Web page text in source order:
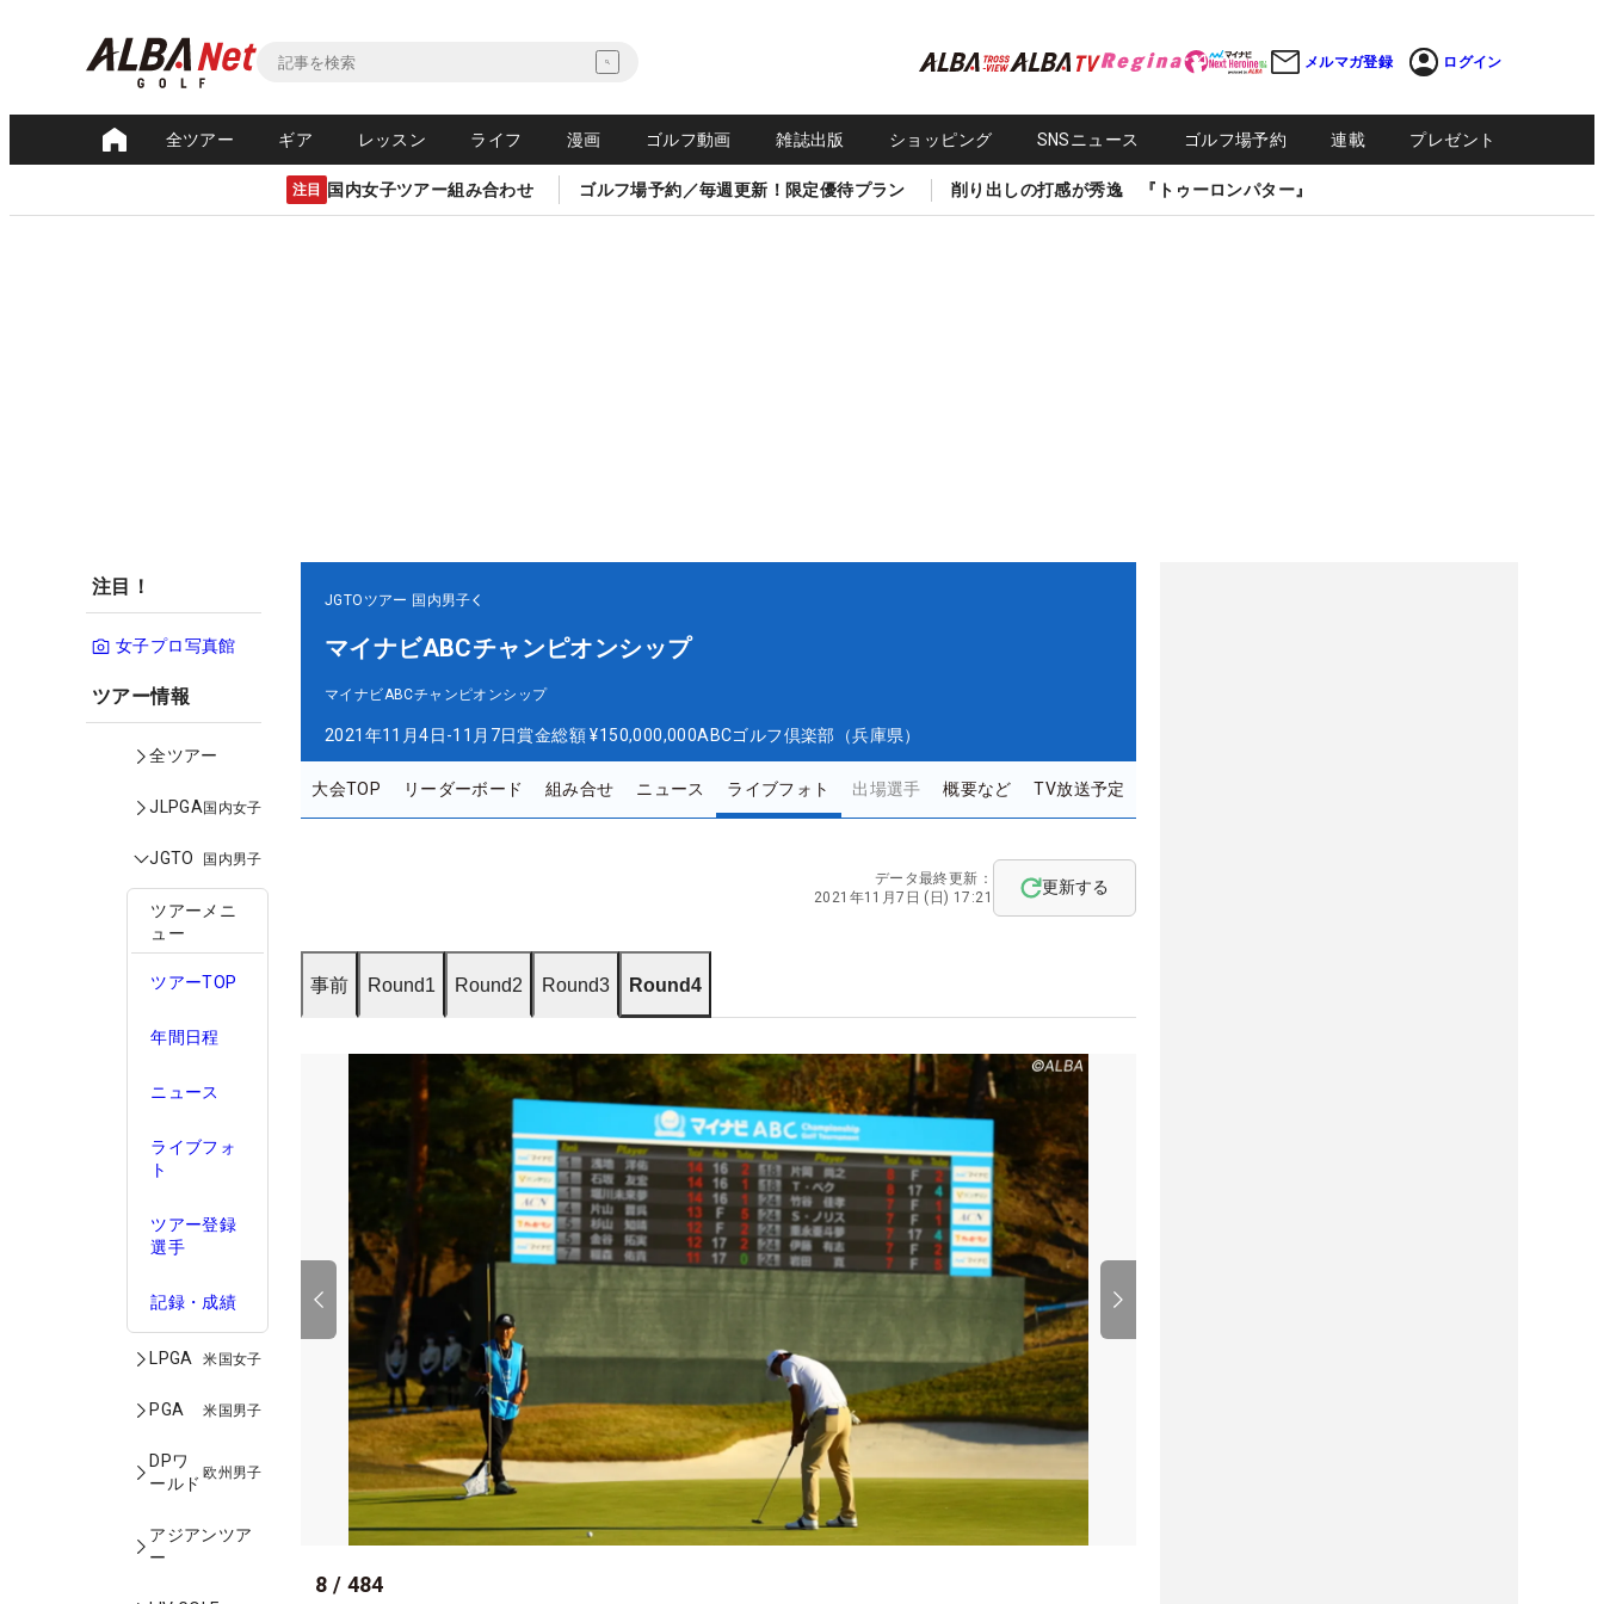
メルマガ登録 ログイン
全ツアー ギア レッスン ライフ 漫画 ゴルフ動画 雑誌出版 ショッピング SNSニュース ゴルフ場予約 連載 プレゼント
注目 国内女子ツアー組み合わせ ゴルフ場予約／毎週更新！限定優待プラン 削り出しの打感が秀逸 『トゥーロンパター』
注目！
女子プロ写真館
ツアー情報
全ツアー
JLPGA国内女子
JGTO 国内男子
ツアーメニ
ュー
ツアーTOP
年間日程
ニュース
ライブフォ
ト
ツアー登録
選手
記録・成績
LPGA 米国女子
PGA 米国男子
DPワ
ールド
欧州男子
アジアンツア
ー
JGTOツアー 国内男子
マイナビABCチャンピオンシップ
マイナビABCチャンピオンシップ
2021年11月4日-11月7日賞金総額 ¥150,000,000ABCゴルフ倶楽部（兵庫県）
大会TOP リーダーボード 組み合せ ニュース ライブフォト 出場選手 概要など TV放送予定
データ最終更新：
2021年11月7日 (日) 17:21
更新する
事前 Round1 Round2 Round3 Round4
8 / 484